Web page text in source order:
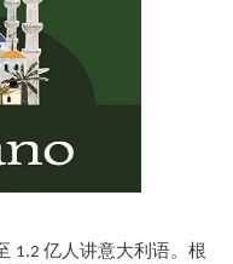
1.2 亿人讲意大利语。根